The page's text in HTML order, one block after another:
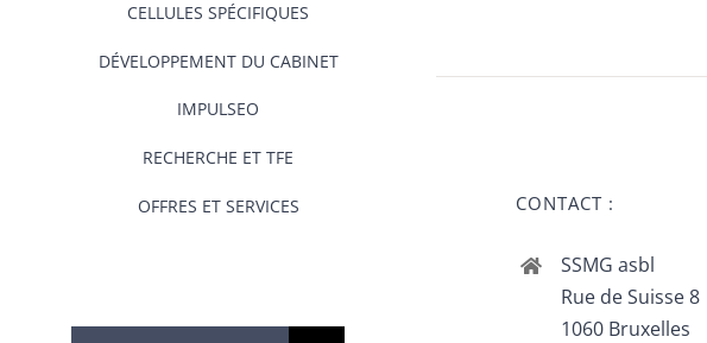
CELLULES SPÉCIFIQUES
DÉVELOPPEMENT DU CABINET
IMPULSEO
RECHERCHE ET TFE
OFFRES ET SERVICES CONTACT :
SSMG asbl
Rue de Suisse 8
1060 Bruxelles